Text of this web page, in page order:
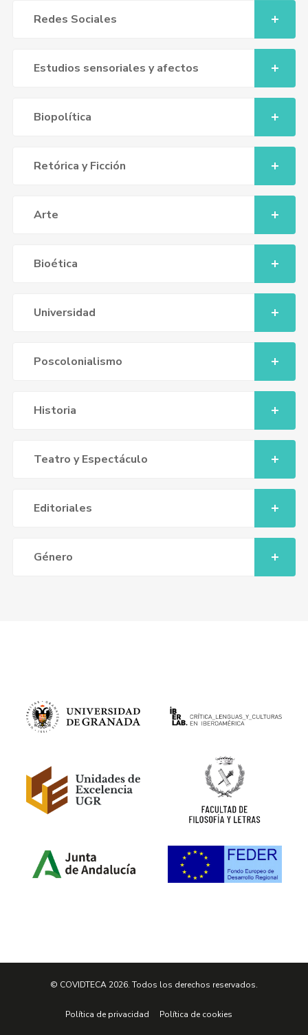
Redes Sociales
Estudios sensoriales y afectos
Biopolítica
Retórica y Ficción
Arte
Bioética
Universidad
Poscolonialismo
Historia
Teatro y Espectáculo
Editoriales
Género
© COVIDTECA 2026. Todos los derechos reservados.
Política de privacidad Política de cookies